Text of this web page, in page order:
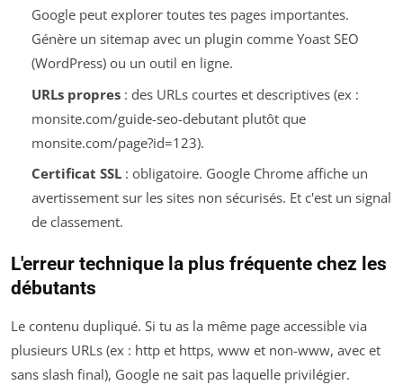
Google peut explorer toutes tes pages importantes.
Génère un sitemap avec un plugin comme Yoast SEO
(WordPress) ou un outil en ligne.
URLs propres: des URLs courtes et descriptives (ex :
monsite.com/guide-seo-debutant plutôt que
monsite.com/page?id=123).
Certificat SSL: obligatoire. Google Chrome affiche un
avertissement sur les sites non sécurisés. Et c'est un signal
de classement.
L'erreur technique la plus fréquente chez les
débutants
Le contenu dupliqué. Si tu as la même page accessible via
plusieurs URLs (ex : http et https, www et non-www, avec et
sans slash final), Google ne sait pas laquelle privilégier.